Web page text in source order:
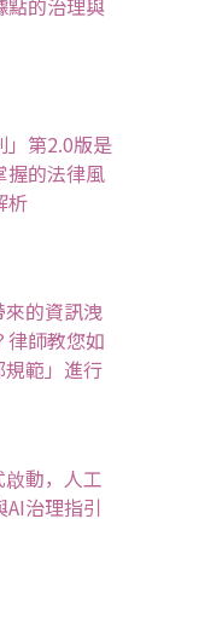
點的治理與
」第2.0版是
握的法律風
析
來的資訊洩
律師教您如
規範」進行
動，人工
治理指引